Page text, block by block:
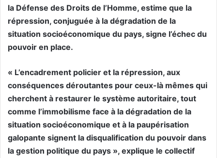
la Défense des Droits de l’Homme, estime que la
répression, conjuguée à la dégradation de la
situation socioéconomique du pays, signe l’échec du
pouvoir en place.
« L’encadrement policier et la répression, aux
conséquences déroutantes pour ceux-là mêmes qui
cherchent à restaurer le système autoritaire, tout
comme l’immobilisme face à la dégradation de la
situation socioéconomique et à la paupérisation
galopante signent la disqualification du pouvoir dans
la gestion politique du pays », explique le collectif